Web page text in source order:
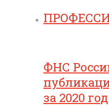
ФНС
за 2020 год